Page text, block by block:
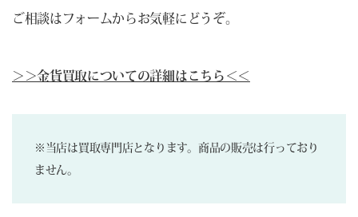
ご相談はフォームからお気軽にどうぞ。
＞＞金貨買取についての詳細はこちら＜＜
※当店は買取専門店となります。商品の販売は行っており
ません。